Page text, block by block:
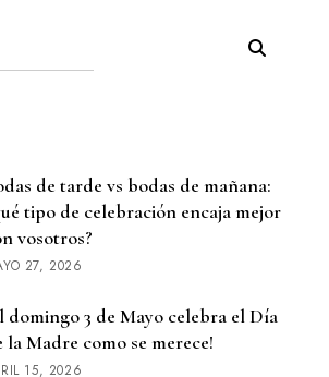
de tarde vs bodas de mañana:
tipo de celebración encaja mejor
vosotros?
27, 2026
domingo 3 de Mayo celebra el Día
la Madre como se merece!
15, 2026